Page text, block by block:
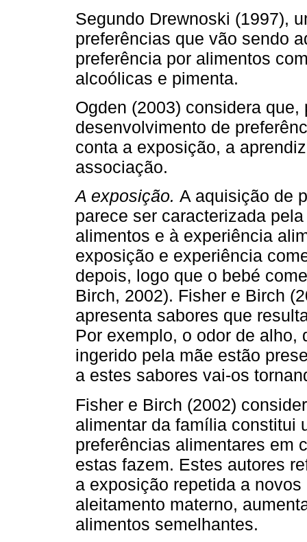
Segundo Drewnoski (1997),
preferências que vão sendo
preferência por alimentos
alcoólicas e pimenta.
Ogden (2003) considera
desenvolvimento de
conta a exposição, a
associação.
A exposição. A aquisição de
parece ser caracterizada
alimentos e à experiência
exposição e experiência
depois, logo que o bebé
Birch, 2002). Fisher e Birch
apresenta sabores que
Por exemplo, o odor de
ingerido pela mãe estão
a estes sabores vai-os
Fisher e Birch (2002)
alimentar da família constitui
preferências alimentares em
estas fazem. Estes autores
a exposição repetida a
aleitamento materno,
alimentos semelhantes.